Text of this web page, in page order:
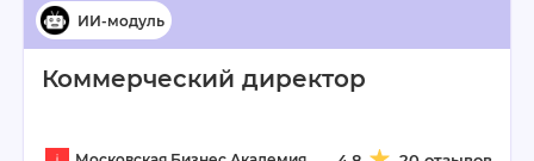
Коммерческий директор